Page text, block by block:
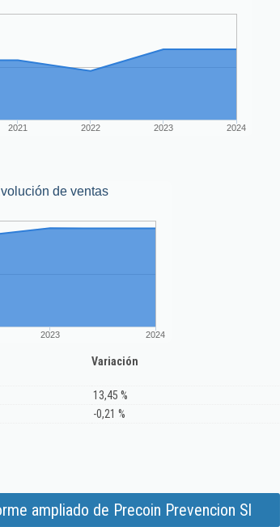
2021 2022 2023 2024
de ventas
2023 2024
Variación
13,45 %
-0,21 %
ampliado de Precoin Prevencion Sl